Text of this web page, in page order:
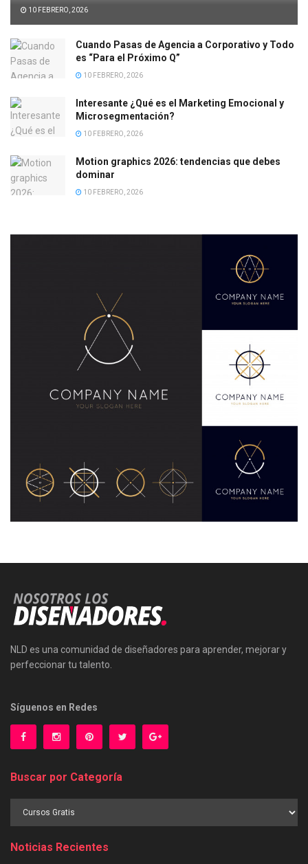
10 FEBRERO, 2026
Cuando Pasas de Agencia a Corporativo y Todo
es “Para el Próximo Q”
10 FEBRERO, 2026
Interesante ¿Qué es el Marketing Emocional y
Microsegmentación?
10 FEBRERO, 2026
Motion graphics 2026: tendencias que debes
dominar
10 FEBRERO, 2026
NLD es una comunidad de diseñadores para aprender, mejorar y
perfeccionar tu talento.
Síguenos en Redes
Buscar por Categoría
Noticias Recientes